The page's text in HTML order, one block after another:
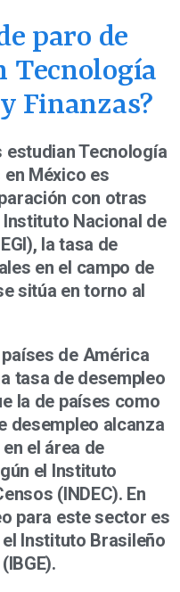
paro de
Tecnología
Finanzas?
estudian Tecnología
México es
con otras
Nacional de
la tasa de
en el campo de
sitúa en torno al
de América
tasa de desempleo
la de países como
desempleo alcanza
el área de
el Instituto
(INDEC). En
para este sector es
Instituto Brasileño